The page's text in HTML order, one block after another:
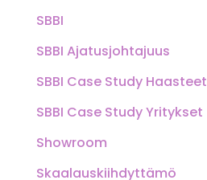
SBBI
SBBI Ajatusjohtajuus
SBBI Case Study Haasteet
SBBI Case Study Yritykset
Showroom
Skaalauskiihdyttämö